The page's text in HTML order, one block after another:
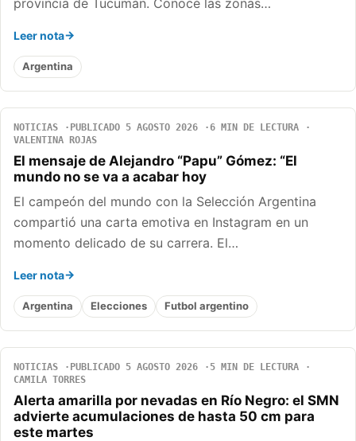
Leer nota
Argentina
NOTICIAS PUBLICADO 5 AGOSTO 2026
6 MIN DE LECTURA
VALENTINA ROJAS
El mensaje de Alejandro “Papu” Gómez: “El
mundo no se va a acabar hoy
El campeón del mundo con la Selección Argentina
compartió una carta emotiva en Instagram en un
momento delicado de su carrera. El…
Leer nota
Argentina Elecciones Futbol argentino
NOTICIAS PUBLICADO 5 AGOSTO 2026
5 MIN DE LECTURA
CAMILA TORRES
Alerta amarilla por nevadas en Río Negro: el SMN
advierte acumulaciones de hasta 50 cm para
este martes